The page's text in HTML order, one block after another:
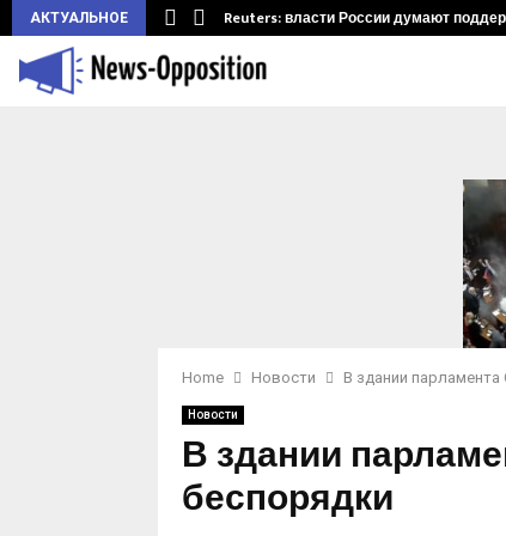
АКТУАЛЬНОЕ Reuters: власти России думают
Home Новости В здании
Новости
В здании
беспорядки